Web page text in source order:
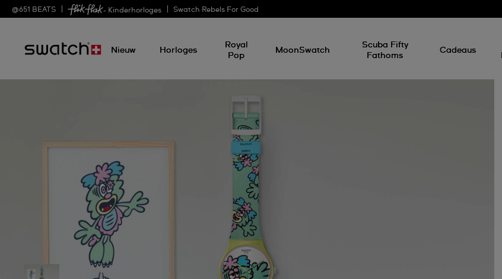
@651 BEATS - Kinderhorloges Swatch Rebels For Good
Nieuw Horloges
Royal
Pop
MoonSwatch
Scuba Fifty
Fathoms
Cadeaus